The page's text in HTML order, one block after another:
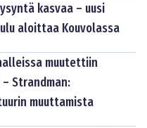
kasvaa – uusi
aloittaa Kouvolassa
muutettiin
Strandman:
muuttamista